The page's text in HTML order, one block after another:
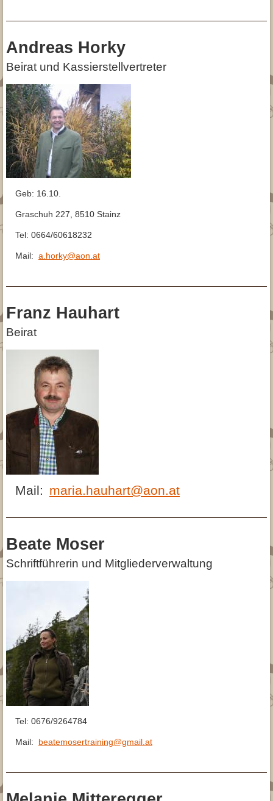
Andreas Horky
Beirat und Kassierstellvertreter
Geb: 16.10.
Graschuh 227, 8510 Stainz
Tel: 0664/60618232
Mail: a.horky@aon.at
Franz Hauhart
Beirat
Mail: maria.hauhart@aon.at
Beate Moser
Schriftführerin und Mitgliederverwaltung
Tel: 0676/9264784
Mail: beatemosertraining@gmail.at